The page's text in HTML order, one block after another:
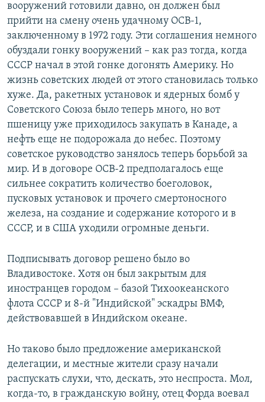
вооружений готовили давно, он должен был
прийти на смену очень удачному ОСВ-1,
заключенному в 1972 году. Эти соглашения немного
обуздали гонку вооружений – как раз тогда, когда
СССР начал в этой гонке догонять Америку. Но
жизнь советских людей от этого становилась только
хуже. Да, ракетных установок и ядерных бомб у
Советского Союза было теперь много, но вот
пшеницу уже приходилось закупать в Канаде, а
нефть еще не подорожала до небес. Поэтому
советское руководство занялось теперь борьбой за
мир. И в договоре ОСВ-2 предполагалось еще
сильнее сократить количество боеголовок,
пусковых установок и прочего смертоносного
железа, на создание и содержание которого и в
СССР, и в США уходили огромные деньги.
Подписывать договор решено было во
Владивостоке. Хотя он был закрытым для
иностранцев городом – базой Тихоокеанского
флота СССР и 8-й "Индийской" эскадры ВМФ,
действовавшей в Индийском океане.
Но таково было предложение американской
делегации, и местные жители сразу начали
распускать слухи, что, дескать, это неспроста. Мол,
когда-то, в гражданскую войну, отец Форда воевал